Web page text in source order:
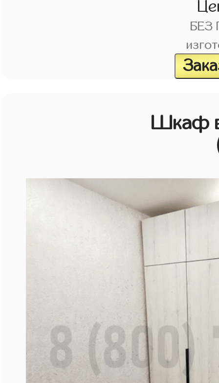
БЕЗ
Шкаф в